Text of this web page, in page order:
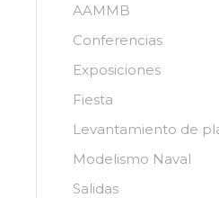
AAMMB
Conferencias
Exposiciones
Fiesta
Levantamiento de
Modelismo Naval
Salidas